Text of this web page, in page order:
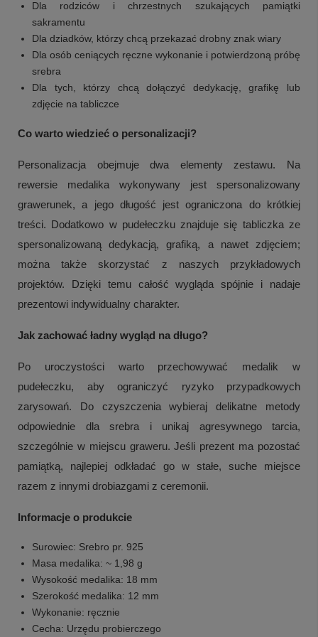
Dla rodziców i chrzestnych szukających pamiątki
sakramentu
Dla dziadków, którzy chcą przekazać drobny znak wiary
Dla osób ceniących ręczne wykonanie i potwierdzoną próbę
srebra
Dla tych, którzy chcą dołączyć dedykację, grafikę lub
zdjęcie na tabliczce
Co warto wiedzieć o personalizacji?
Personalizacja obejmuje dwa elementy zestawu. Na
rewersie medalika wykonywany jest spersonalizowany
grawerunek, a jego długość jest ograniczona do krótkiej
treści. Dodatkowo w pudełeczku znajduje się tabliczka ze
spersonalizowaną dedykacją, grafiką, a nawet zdjęciem;
można także skorzystać z naszych przykładowych
projektów. Dzięki temu całość wygląda spójnie i nadaje
prezentowi indywidualny charakter.
Jak zachować ładny wygląd na długo?
Po uroczystości warto przechowywać medalik w
pudełeczku, aby ograniczyć ryzyko przypadkowych
zarysowań. Do czyszczenia wybieraj delikatne metody
odpowiednie dla srebra i unikaj agresywnego tarcia,
szczególnie w miejscu graweru. Jeśli prezent ma pozostać
pamiątką, najlepiej odkładać go w stałe, suche miejsce
razem z innymi drobiazgami z ceremonii.
Informacje o produkcie
Surowiec: Srebro pr. 925
Masa medalika: ~ 1,98 g
Wysokość medalika: 18 mm
Szerokość medalika: 12 mm
Wykonanie: ręcznie
Cecha: Urzędu probierczego